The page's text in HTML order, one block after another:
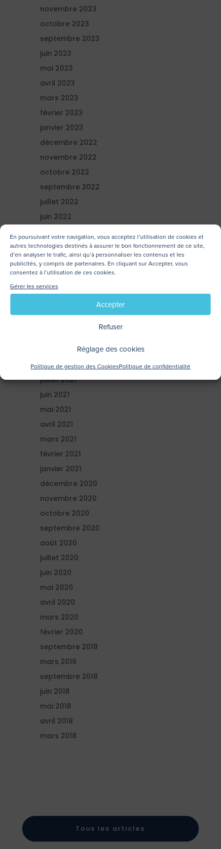
En poursuivant votre navigation, vous acceptez l’utilisation de cookies et
autres technologies destinés à assurer le bon fonctionnement de ce site,
d’en analyser le trafic, ainsi qu’à personnaliser les contenus et les
publicités, y compris de partenaires. En cliquant sur Accepter, vous
consentez à l’utilisation de ces cookies.
Gérer les services
Accepter
Refuser
Réglage des cookies
Politique de gestion des CookiesPolitique de confidentialité
novembre 2023
octobre 2023
septembre 2023
juin 2023
mai 2023
avril 2023
mars 2023
février 2023
janvier 2023
décembre 2022
novembre 2022
octobre 2022
septembre 2022
juillet 2022
juin 2022
avril 2022
mars 2022
février 2022
janvier 2022
septembre 2021
août 2021
juillet 2021
juin 2021
mai 2021
avril 2021
mars 2021
février 2021
janvier 2021
décembre 2020
novembre 2020
octobre 2020
septembre 2020
août 2020
juillet 2020
juin 2020
mai 2020
avril 2020
mars 2020
février 2020
septembre 2019
mars 2019
septembre 2018
juin 2018
mai 2018
avril 2018
mars 2018
Tous les articles